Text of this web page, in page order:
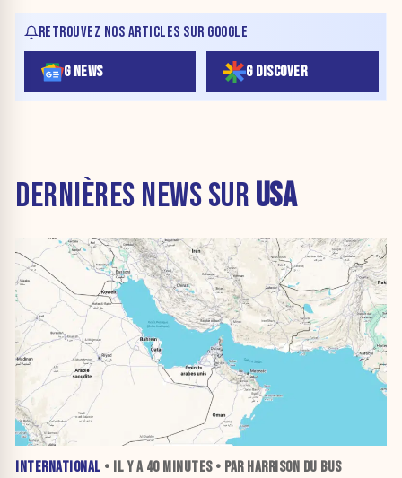
RETROUVEZ NOS ARTICLES SUR GOOGLE
G NEWS G DISCOVER
DERNIÈRES NEWS SUR USA
INTERNATIONAL • IL Y A 40 MINUTES• PAR HARRISON DU BUS